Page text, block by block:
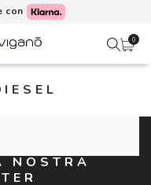
con
0
NOSTRA